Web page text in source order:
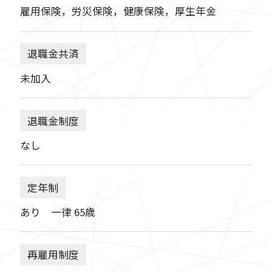
雇用保険，労災保険，健康保険，厚生年金
退職金共済
未加入
退職金制度
なし
定年制
あり 一律 65歳
再雇用制度